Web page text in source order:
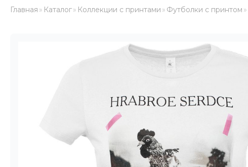
Главная » Каталог» Коллекции с принтами » Футболки с принтом »